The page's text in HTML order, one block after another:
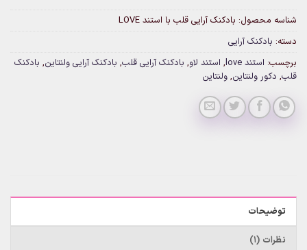
شناسه محصول: بادکنک آرایی قلب با استند LOVE
دسته: بادکنک آرایی
برچسب: استند love , استند لاو, بادکنک آرایی قلب, بادکنک آرایی ولنتاین, بادکنک
قلب, دکور ولنتاین, ولنتاین
توضیحات
نظرات (1)